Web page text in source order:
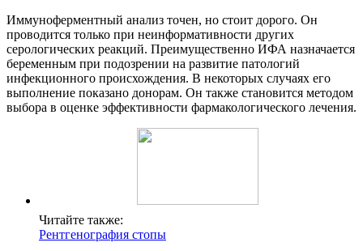
Иммуноферментный анализ точен, но стоит дорого. Он
проводится только при неинформативности других
серологических реакций. Преимущественно ИФА назначается
беременным при подозрении на развитие патологий
инфекционного происхождения. В некоторых случаях его
выполнение показано донорам. Он также становится методом
выбора в оценке эффективности фармакологического лечения.
Читайте также:
Рентгенография стопы